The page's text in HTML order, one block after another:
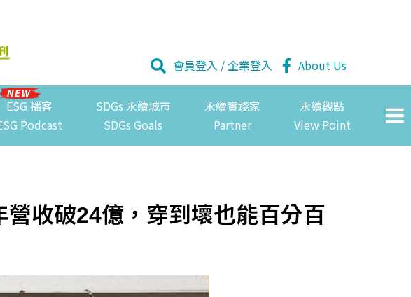
會員登入 /企業登入 About Us
ESG 播客
Podcast
SDGs 永續城市
SDGs Goals
永續實踐家
Partner
永續觀點
View Point
收破24億，穿到壞也能百分百